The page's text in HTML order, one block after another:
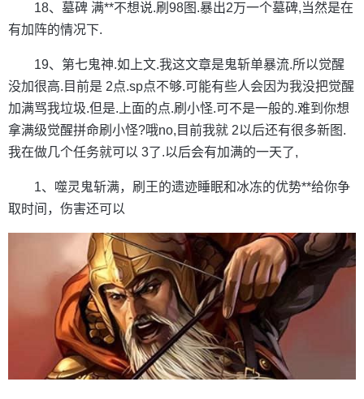
18、墓碑 满**不想说.刷98图.暴出2万一个墓碑,当然是在
有加阵的情况下.
19、第七鬼神.如上文.我这文章是鬼斩单暴流.所以觉醒
没加很高.目前是 2点.sp点不够.可能有些人会因为我没把觉醒
加满骂我垃圾.但是.上面的点.刷小怪.可不是一般的.难到你想
拿满级觉醒拼命刷小怪?哦no,目前我就 2以后还有很多新图.
我在做几个任务就可以 3了.以后会有加满的一天了,
1、噬灵鬼斩满，刷王的遗迹睡眠和冰冻的优势**给你争
取时间，伤害还可以